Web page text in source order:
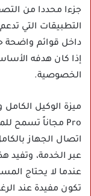
جزءا محددا من
التطبيقات التي
داخل قوائم واضحة
إذا كان هدفه
الخصوصية.
عبر الخدمة، وتفيد
تكون مفيدة عند